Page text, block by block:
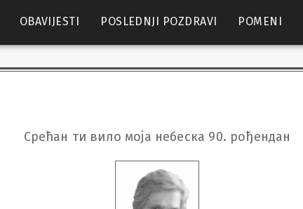
OBAVIJESTI POSLEDNJI POZDRAVI POMENI
Срећан ти вило моја небеска 90. рођендан